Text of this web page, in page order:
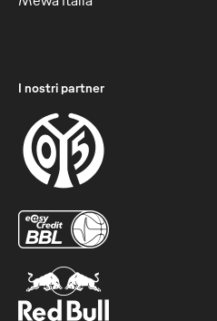
I nostri partner